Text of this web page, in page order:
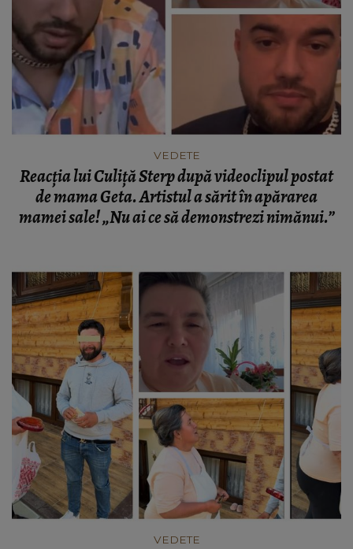
VEDETE
Reacția lui Culiță Sterp după videoclipul postat
de mama Geta. Artistul a sărit în apărarea
mamei sale! „Nu ai ce să demonstrezi nimănui.”
VEDETE